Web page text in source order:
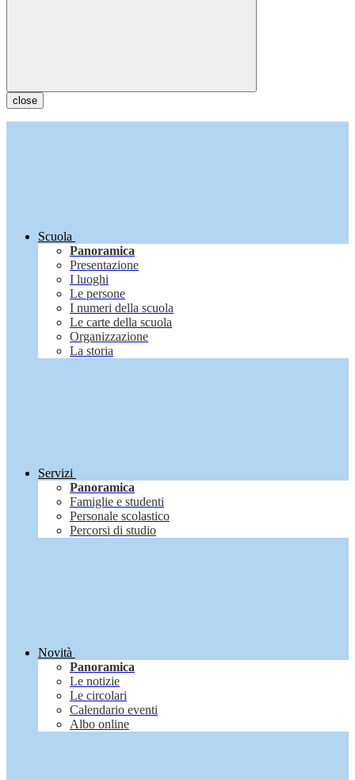
close
Scuola
Panoramica
Presentazione
I luoghi
Le persone
I numeri della scuola
Le carte della scuola
Organizzazione
La storia
Servizi
Panoramica
Famiglie e studenti
Personale scolastico
Percorsi di studio
Novità
Panoramica
Le notizie
Le circolari
Calendario eventi
Albo online